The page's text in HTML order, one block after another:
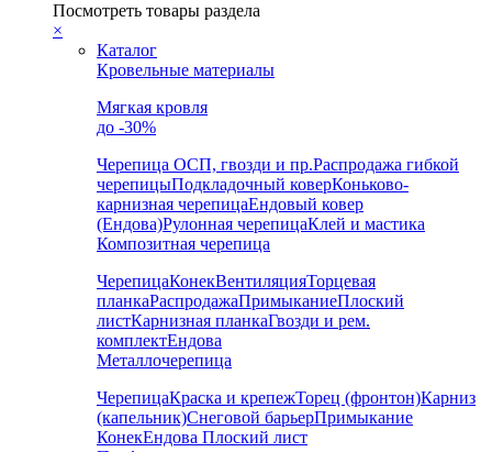
Посмотреть товары раздела
×
Каталог
Кровельные материалы
Мягкая кровля
до -30%
Черепица ОСП, гвозди и пр.Распродажа гибкой
черепицыПодкладочный коверКоньково-
карнизная черепицаЕндовый ковер
(Ендова)Рулонная черепицаКлей и мастика
Композитная черепица
ЧерепицаКонекВентиляцияТорцевая
планкаРаспродажаПримыканиеПлоский
листКарнизная планкаГвозди и рем.
комплектЕндова
Металлочерепица
ЧерепицаКраска и крепежТорец (фронтон)Карниз
(капельник)Снеговой барьерПримыкание
КонекЕндова Плоский лист